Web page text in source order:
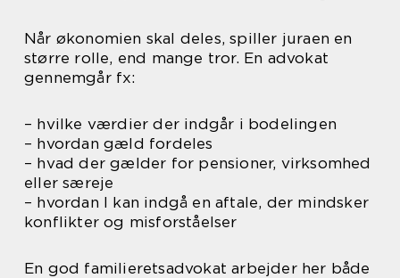
Når økonomien skal deles, spiller juraen en
større rolle, end mange tror. En advokat
gennemgår fx:
– hvilke værdier der indgår i bodelingen
– hvordan gæld fordeles
– hvad der gælder for pensioner, virksomhed
eller særeje
– hvordan I kan indgå en aftale, der mindsker
konflikter og misforståelser
En god familieretsadvokat arbejder her både